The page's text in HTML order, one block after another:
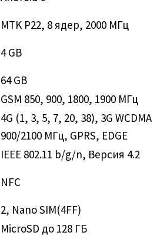
MTK P22, 8 ядер, 2000 MГц
4 GB
64 GB
GSM 850, 900, 1800, 1900 МГц
4G (1, 3, 5, 7, 20, 38), 3G WCDMA
900/2100 MГц, GPRS, EDGE
IEEE 802.11 b/g/n, Версия 4.2
NFC
2, Nano SIM(4FF)
MicroSD до 128 ГБ